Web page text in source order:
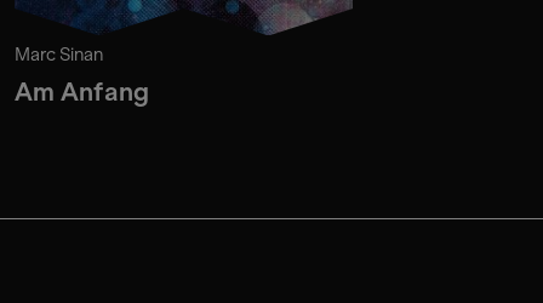
Marc Sinan
Am Anfang